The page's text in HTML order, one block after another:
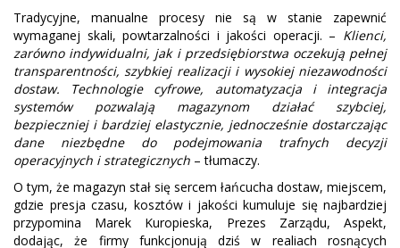
Tradycyjne, manualne procesy nie są w stanie zapewnić
wymaganej skali, powtarzalności i jakości operacji. – Klienci,
zarówno indywidualni, jak i przedsiębiorstwa oczekują pełnej
transparentności, szybkiej realizacji i wysokiej niezawodności
dostaw. Technologie cyfrowe, automatyzacja i integracja
systemów pozwalają magazynom działać szybciej,
bezpieczniej i bardziej elastycznie, jednocześnie dostarczając
dane niezbędne do podejmowania trafnych decyzji
operacyjnych i strategicznych – tłumaczy.
O tym, że magazyn stał się sercem łańcucha dostaw, miejscem,
gdzie presja czasu, kosztów i jakości kumuluje się najbardziej
przypomina Marek Kuropieska, Prezes Zarządu, Aspekt,
dodając, że firmy funkcjonują dziś w realiach rosnących